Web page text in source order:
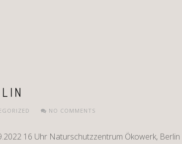
NO COMMENTS
16 Uhr Naturschutzzentrum Ökowerk, Berlin